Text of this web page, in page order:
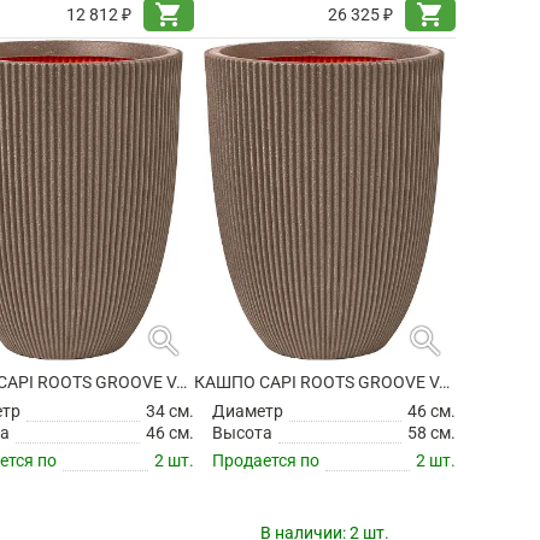
12 812 ₽
shopping_cart
26 325 ₽
shopping_cart
search
КАШПО CAPI ROOTS GROOVE VASE ELEGANT LOW WARM TAUPE
34 см.
46 см.
по
2 шт.
search
КАШПО CAPI ROOTS GROOVE VASE ELEGANT LOW WARM TAUPE
Диаметр
46 см.
Высота
58 см.
Продается по
2 шт.
В наличии:2 шт.